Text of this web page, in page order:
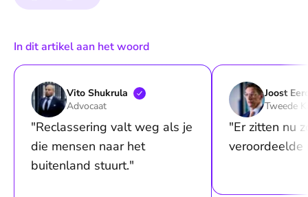
In dit artikel aan het woord
Vito Shukrula
Advocaat
"Reclassering valt weg als je
die mensen naar het
buitenland stuurt."
Joost
Tweede
"Er zitten nu
veroordeelde